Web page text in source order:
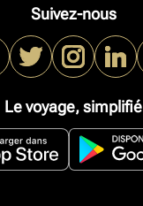
Suivez-nous
Le voyage, simplifié